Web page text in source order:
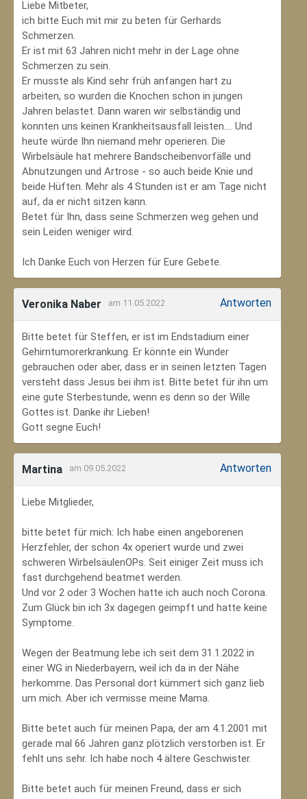
Liebe Mitbeter,
ich bitte Euch mit mir zu beten für Gerhards
Schmerzen.
Er ist mit 63 Jahren nicht mehr in der Lage ohne
Schmerzen zu sein.
Er musste als Kind sehr früh anfangen hart zu
arbeiten, so wurden die Knochen schon in jungen
Jahren belastet. Dann waren wir selbständig und
konnten uns keinen Krankheitsausfall leisten.... Und
heute würde Ihn niemand mehr operieren. Die
Wirbelsäule hat mehrere Bandscheibenvorfälle und
Abnutzungen und Artrose - so auch beide Knie und
beide Hüften. Mehr als 4 Stunden ist er am Tage nicht
auf, da er nicht sitzen kann.
Betet für Ihn, dass seine Schmerzen weg gehen und
sein Leiden weniger wird.
Ich Danke Euch von Herzen für Eure Gebete.
Veronika Naber am 11.05.2022 Antworten
Bitte betet für Steffen, er ist im Endstadium einer
Gehirntumorerkrankung. Er könnte ein Wunder
gebrauchen oder aber, dass er in seinen letzten Tagen
versteht dass Jesus bei ihm ist. Bitte betet für ihn um
eine gute Sterbestunde, wenn es denn so der Wille
Gottes ist. Danke ihr Lieben!
Gott segne Euch!
Martina am 09.05.2022 Antworten
Liebe Mitglieder,
bitte betet für mich: Ich habe einen angeborenen
Herzfehler, der schon 4x operiert wurde und zwei
schweren WirbelsäulenOPs. Seit einiger Zeit muss ich
fast durchgehend beatmet werden.
Und vor 2 oder 3 Wochen hatte ich auch noch Corona.
Zum Glück bin ich 3x dagegen geimpft und hatte keine
Symptome.
Wegen der Beatmung lebe ich seit dem 31.1.2022 in
einer WG in Niederbayern, weil ich da in der Nähe
herkomme. Das Personal dort kümmert sich ganz lieb
um mich. Aber ich vermisse meine Mama.
Bitte betet auch für meinen Papa, der am 4.1.2001 mit
gerade mal 66 Jahren ganz plötzlich verstorben ist. Er
fehlt uns sehr. Ich habe noch 4 ältere Geschwister.
Bitte betet auch für meinen Freund, dass er sich